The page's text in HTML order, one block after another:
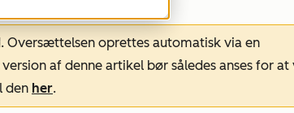
Oversættelsen oprettes automatisk via en
af denne artikel bør således anses for
den her.